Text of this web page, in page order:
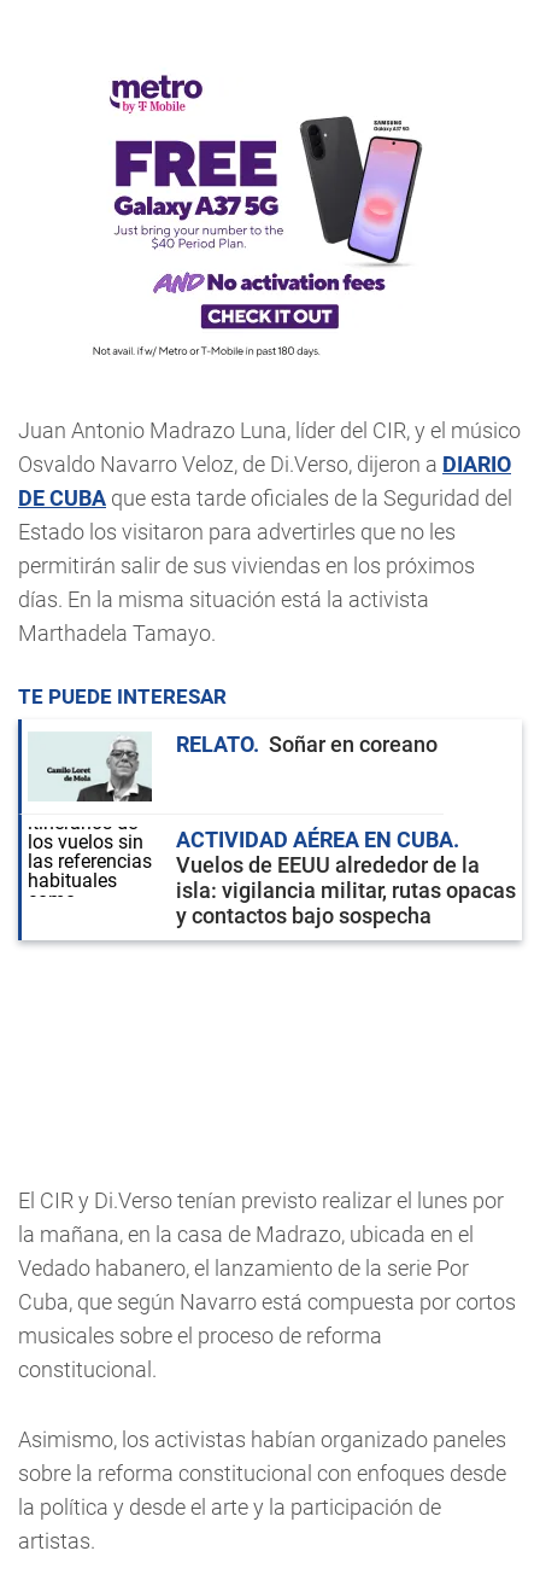
Juan Antonio Madrazo Luna, líder del CIR, y el músico
Osvaldo Navarro Veloz, de Di.Verso, dijeron a DIARIO
DE CUBA que esta tarde oficiales de la Seguridad del
Estado los visitaron para advertirles que no les
permitirán salir de sus viviendas en los próximos
días. En la misma situación está la activista
Marthadela Tamayo.
TE PUEDE INTERESAR
RELATO Soñar en coreano
ACTIVIDAD AÉREA EN CUBA
Vuelos de EEUU alrededor de la
isla: vigilancia militar, rutas opacas
y contactos bajo sospecha
El CIR y Di.Verso tenían previsto realizar el lunes por
la mañana, en la casa de Madrazo, ubicada en el
Vedado habanero, el lanzamiento de la serie Por
Cuba, que según Navarro está compuesta por cortos
musicales sobre el proceso de reforma
constitucional.
Asimismo, los activistas habían organizado paneles
sobre la reforma constitucional con enfoques desde
la política y desde el arte y la participación de
artistas.